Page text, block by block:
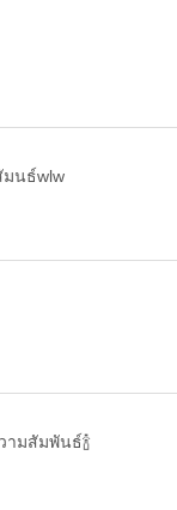
นธ์wlw
มสัมพันธ์🍾